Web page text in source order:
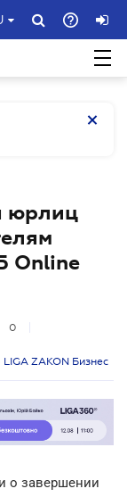
юрлиц
Online
0
ZAKON Бизнес
о завершении